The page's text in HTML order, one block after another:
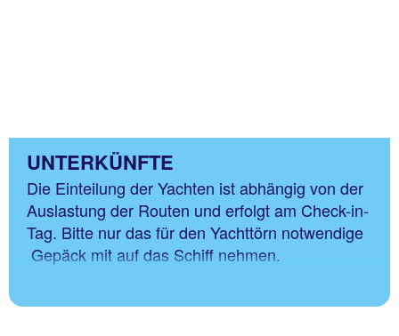
UNTERKÜNFTE
Die Einteilung der Yachten ist abhängig von der
Auslastung der Routen und erfolgt am Check-in-
Tag. Bitte nur das für den Yachttörn notwendige
Gepäck mit auf das Schiff nehmen.